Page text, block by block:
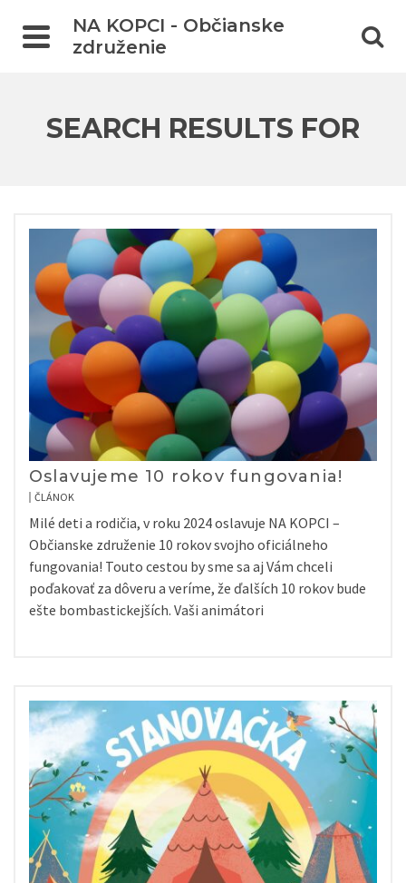
NA KOPCI - Občianske
združenie
SEARCH RESULTS FOR
Oslavujeme 10 rokov fungovania!
ČLÁNOK
Milé deti a rodičia, v roku 2024 oslavuje NA KOPCI –
Občianske združenie 10 rokov svojho oficiálneho
fungovania! Touto cestou by sme sa aj Vám chceli
poďakovať za dôveru a veríme, že ďalších 10 rokov bude
ešte bombastickejších. Vaši animátori